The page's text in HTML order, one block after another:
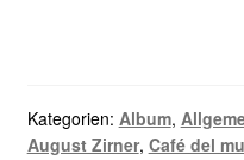
Kategorien: Album,
August Zirner, Café del